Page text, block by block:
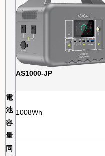
AS1000-JP
電
池
容
量
1008Wh
同